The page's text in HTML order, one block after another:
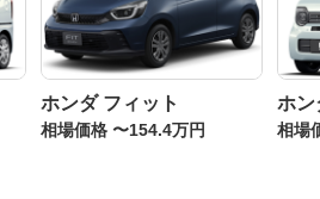
ホンダ フィット
相場価格 〜154.4万円
ホン
相場